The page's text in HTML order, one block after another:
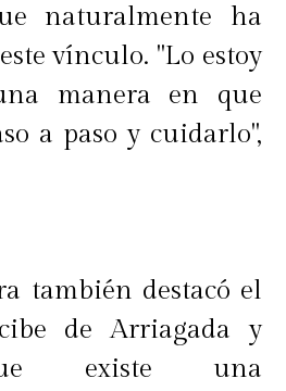
naturalmente ha
vínculo. "Lo estoy
manera en que
a paso y cuidarlo",
también destacó el
de Arriagada y
existe una